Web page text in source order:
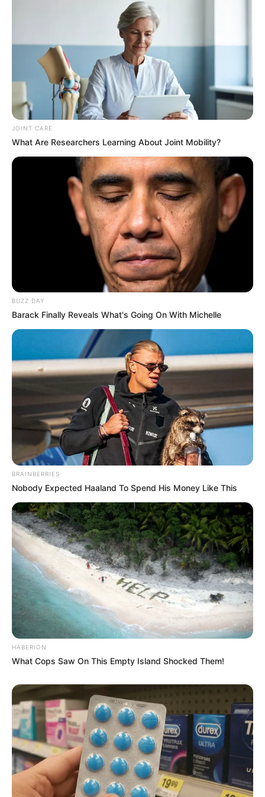
En cas de non-partant ou pour un champ élargi et par
ordre de préférence:
16 NITOI
9 BOWMARK
PRESSE«
Analyse des partants du QATAR PRIX DU
JOCKEY CLUB – Quinté du 1er Juin à
Ce dimanche 1er juin, l’hippodrome de Chantilly
accueillera le prestigieux Qatar Prix du Jockey Club 2025,
poulains de 3 ans tenteront d’inscrire leur nom au
palmarès de ce véritable Derby français, disputé sur les
2.100 mètres du temple cantilien. Si le terrain est annoncé
bon à souple, la lice à zéro et le numéro dans les stalles
joueront un rôle clé. Comme chaque année, des favoris se
détachent, mais la lutte s’annonce serrée avec une
opposition internationale de qualité. Dans cette analyse,
nous avons classé les 18 participants en quatre catégories :
Favoris, Secondes chances, Outsiders et Gros outsiders.
Découvrez notre décryptage détaillé, 100 % gratuit et basé
donc notre analyse pour le Quinté du jour, afin de ne rien
manquer de ce rendez-vous incontournable.
MEILLEURES OFFRES DE LA SEMAINE !
Les Favoris du QUINTÉ QATAR PRIX DU
JOCKEY CLUB
Ces chevaux possèdent les meilleures chances de
remporter la course, de solides bases pour briller.
Supplémenté pour sa deuxième sortie publique, Sinileo a
marqué les esprits dès ses débuts.
Son impressionnant succès sur le mile de Chantilly en fait
l’attraction du jour.
Issu d’un croisement noble, il semble capable de frapper
un grand coup.
Bien placé dans les stalles (n°4), il a les cartes en main
pour viser la victoire.
JOINT CARE
What Are Researchers Learning About Joint Mobility?
BUZZ DAY
Barack Finally Reveals What's Going On With Michelle
BRAINBERRIES
Nobody Expected Haaland To Spend His Money Like This
HABERION
What Cops Saw On This Empty Island Shocked Them!